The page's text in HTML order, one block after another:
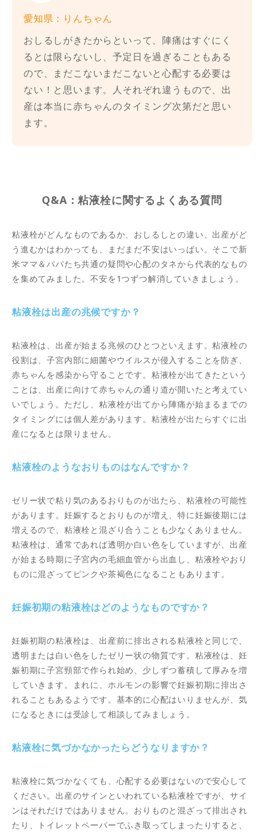
愛知県：りんちゃん
おしるしがきたからといって、陣痛はすぐにく
るとは限らないし、予定日を過ぎることもある
ので、まだこないまだこないと心配する必要は
ない！と思います。人それぞれ違うもので、出
産は本当に赤ちゃんのタイミング次第だと思い
ます。
Q&A：粘液栓に関するよくある質問
粘液栓がどんなものであるか、おしるしとの違い、出産がど
う進むかはわかっても、まだまだ不安はいっぱい。そこで新
米ママ＆パパたち共通の疑問や心配のタネから代表的なもの
を集めてみました。不安を1つずつ解消していきましょう。
粘液栓は出産の兆候ですか？
粘液栓は、出産が始まる兆候のひとつといえます。粘液栓の
役割は、子宮内部に細菌やウイルスが侵入することを防ぎ、
赤ちゃんを感染から守ることです。粘液栓が出てきたという
ことは、出産に向けて赤ちゃんの通り道が開いたと考えてい
いでしょう。ただし、粘液栓が出てから陣痛が始まるまでの
タイミングには個人差があります。粘液栓が出たらすぐに出
産になるとは限りません。
粘液栓のようなおりものはなんですか？
ゼリー状で粘り気のあるおりものが出たら、粘液栓の可能性
があります。妊娠するとおりものが増え、特に妊娠後期には
増えるので、粘液栓と混ざり合うことも少なくありません。
粘液栓は、通常であれば透明か白い色をしていますが、出産
が始まる時期に子宮内の毛細血管から出血し、粘液栓やおり
ものに混ざってピンクや茶褐色になることもあります。
妊娠初期の粘液栓はどのようなものですか？
妊娠初期の粘液栓は、出産前に排出される粘液栓と同じで、
透明または白い色をしたゼリー状の物質です。粘液栓は、妊
娠初期に子宮頸部で作られ始め、少しずつ蓄積して厚みを増
していきます。まれに、ホルモンの影響で妊娠初期に排出さ
れることもあるようです。基本的に心配はいりませんが、気
になるときには受診して相談してみましょう。
粘液栓に気づかなかったらどうなりますか？
粘液栓に気づかなくても、心配する必要はないので安心して
ください。出産のサインといわれている粘液栓ですが、サイ
ンはそれだけではありません。おりものと混ざって排出され
たり、トイレットペーパーでふき取ってしまったりすると、